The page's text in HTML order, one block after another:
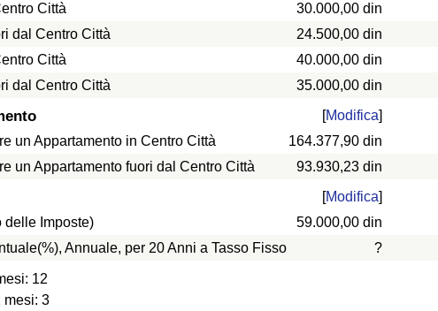
Città
30.000,00 din
dal Centro Città 24.500,00 din
Città 40.000,00 din
dal Centro Città 35.000,00 din
[Modifica]
un Appartamento in Centro Città
164.377,90 din
un Appartamento fuori dal Centro Città
93.930,23 din
[Modifica]
delle Imposte)
59.000,00 din
Annuale, per 20 Anni a Tasso Fisso
?
12
mesi: 3